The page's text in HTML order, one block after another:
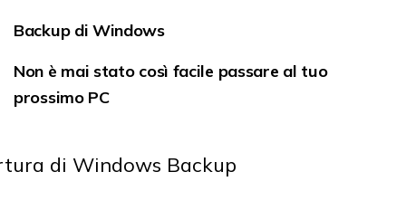
Backup di Windows
Non è mai stato così facile passare al tuo
prossimo PC